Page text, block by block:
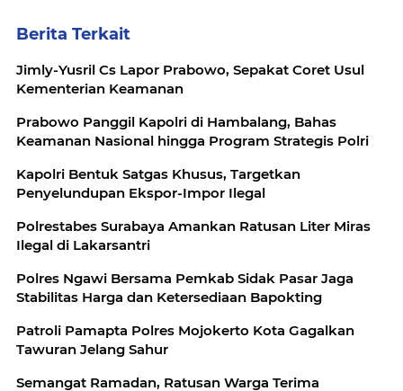
Berita Terkait
Jimly-Yusril Cs Lapor Prabowo, Sepakat Coret Usul
Kementerian Keamanan
Prabowo Panggil Kapolri di Hambalang, Bahas
Keamanan Nasional hingga Program Strategis Polri
Kapolri Bentuk Satgas Khusus, Targetkan
Penyelundupan Ekspor-Impor Ilegal
Polrestabes Surabaya Amankan Ratusan Liter Miras
Ilegal di Lakarsantri
Polres Ngawi Bersama Pemkab Sidak Pasar Jaga
Stabilitas Harga dan Ketersediaan Bapokting
Patroli Pamapta Polres Mojokerto Kota Gagalkan
Tawuran Jelang Sahur
Semangat Ramadan, Ratusan Warga Terima